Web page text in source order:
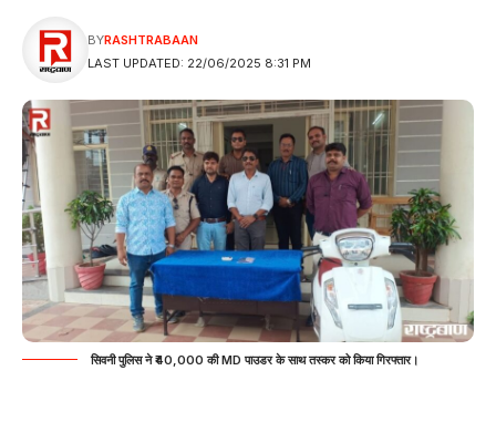
LAST UPDATED: 22/06/2025 8:31 PM
BYRASHTRABAAN
सिवनी पुलिस ने ₹40,000 की MD पाउडर के साथ तस्कर को किया गिरफ्तार।